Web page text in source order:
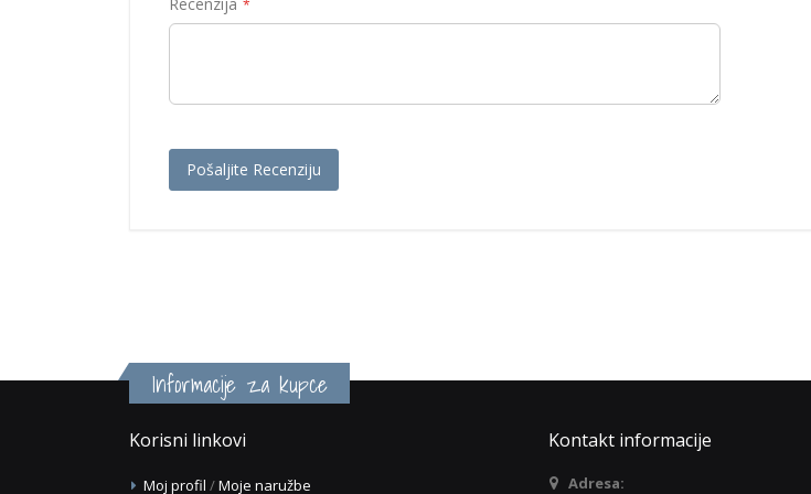
Pošaljite Recenziju
Informacije za kupce
Korisni linkovi
Moj profil /Moje naružbe
Kontakt informacije
Adresa: